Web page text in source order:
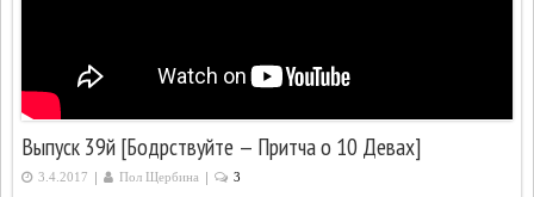
Выпуск 39й [Бодрствуйте — Притча о 10 Девах]
3.4.2017 | Пол Щербина | 3